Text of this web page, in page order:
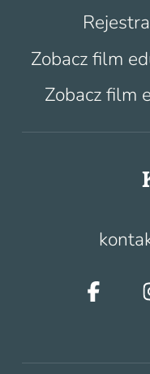
Zobacz film
Zobacz film